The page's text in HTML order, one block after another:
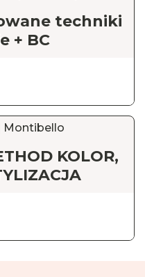
techniki
+ BC
Montibello
KOLOR,